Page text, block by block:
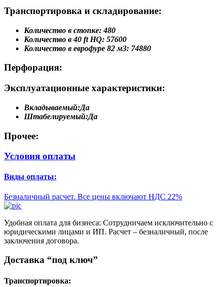
Транспортировка и складирование:
Количество в стопке: 480
Количество в 40 ft HQ: 57600
Количество в еврофуре 82 м3: 74880
Перфорация:
Эксплуатационные характеристики:
Вкладываемый:Да
Штабелируемый:Да
Прочее:
Условия оплаты
Виды оплаты:
Безналичный расчет. Все цены включают НДС 22%
Удобная оплата для бизнеса: Сотрудничаем исключительно с
юридическими лицами и ИП. Расчет – безналичный, после
заключения договора.
Доставка “под ключ”
Транспортировка: